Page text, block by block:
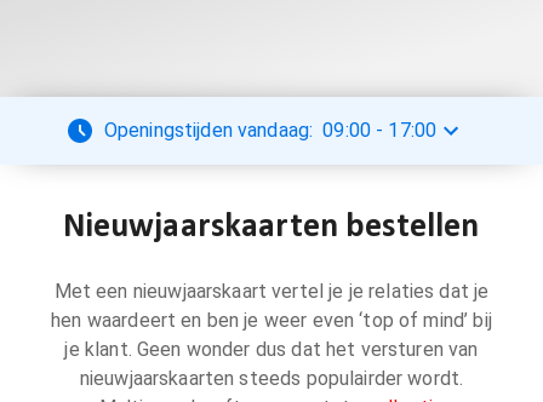
Openingstijden vandaag: 09:00 - 17:00
Nieuwjaarskaarten bestellen
Met een nieuwjaarskaart vertel je je relaties dat je
hen waardeert en ben je weer even ‘top of mind’ bij
je klant. Geen wonder dus dat het versturen van
nieuwjaarskaarten steeds populairder wordt.